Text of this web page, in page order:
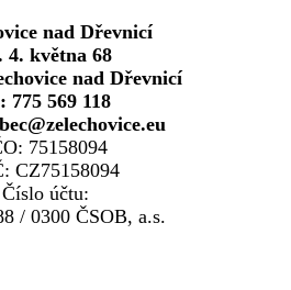
nad Dřevnicí
4. května 68
nad Dřevnicí
775 569 118
75158094
CZ75158094
Číslo účtu:
/ 0300 ČSOB, a.s.